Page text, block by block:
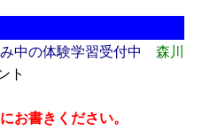
中の体験学習受付中
森川
ト
お書きください。